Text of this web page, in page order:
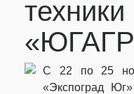
техники
C 22 по 25
«Экспоград